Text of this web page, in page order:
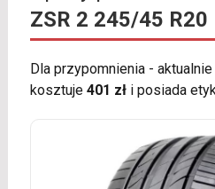
ZSR 2 245/45 R20
Dla przypomnienia -
kosztuje 401 złi posiada